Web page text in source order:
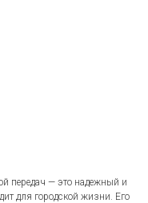
передач — это надежный и
для городской жизни. Его